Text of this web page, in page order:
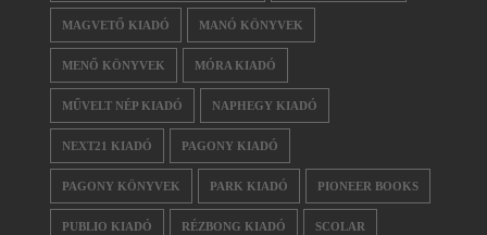
MAGVETŐ KIADÓ MANÓ KÖNYVEK
MENŐ KÖNYVEK MÓRA KIADÓ
MŰVELT NÉP KIADÓ NAPHEGY KIADÓ
NEXT21 KIADÓ PAGONY KIADÓ
PAGONY KÖNYVEK PARK KIADÓ PIONEER BOOKS
PUBLIO KIADÓ RÉZBONG KIADÓ SCOLAR